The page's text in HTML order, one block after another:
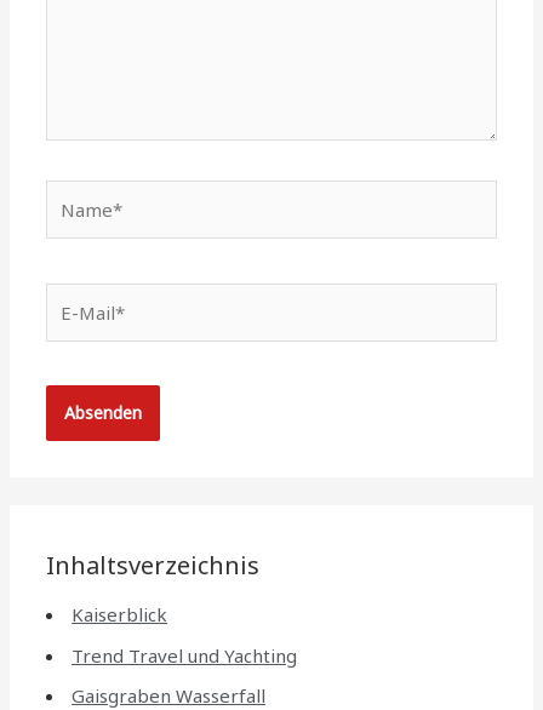
Mail*
Inhaltsverzeichnis
Kaiserblick
Trend Travel und Yachting
Gaisgraben Wasserfall